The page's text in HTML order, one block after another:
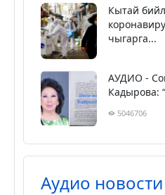
Кытай
чыгарга...
АУДИО -
Кадырова:
5046706
Аудио новости